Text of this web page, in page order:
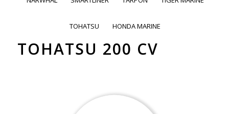
TOHATSU HONDA MARINE
TOHATSU 200 CV